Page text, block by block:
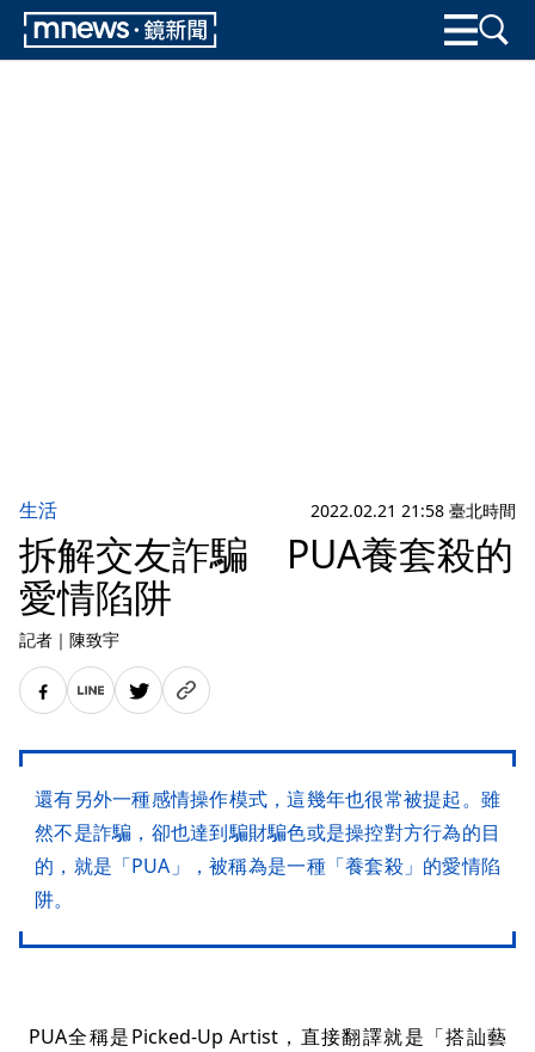
生活 2022.02.21 21:58 臺北時間
拆解交友詐騙 PUA養套殺的
愛情陷阱
記者 ｜ 陳致宇
還有另外一種感情操作模式，這幾年也很常被提起。雖
然不是詐騙，卻也達到騙財騙色或是操控對方行為的目
的，就是「PUA」，被稱為是一種「養套殺」的愛情陷
阱。
PUA全稱是Picked-Up Artist，直接翻譯就是「搭訕藝